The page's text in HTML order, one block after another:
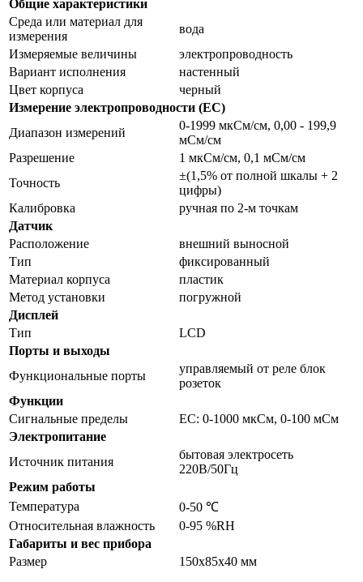
Общие характеристики
Среда или материал для
измерения
вода
Измеряемые величины
электропроводность
Вариант исполнения
настенный
Цвет корпуса
черный
Измерение электропроводности (EC)
Диапазон измерений
0-1999 мкСм/см, 0,00 - 199,9
мСм/см
Разрешение
1 мкСм/см, 0,1 мСм/см
Точность
±(1,5% от полной шкалы + 2
цифры)
Калибровка
ручная по 2-м точкам
Датчик
Расположение
внешний выносной
Тип
фиксированный
Материал корпуса
пластик
Метод установки
погружной
Дисплей
Тип
LCD
Порты и выходы
Функциональные порты
управляемый от реле блок
розеток
Функции
Сигнальные пределы
EC: 0-1000 мкСм, 0-100 мСм
Электропитание
Источник питания
бытовая электросеть
220В/50Гц
Режим работы
Температура
0-50 ℃
Относительная влажность
0-95 %RH
Габариты и вес прибора
Размер
150x85x40 мм